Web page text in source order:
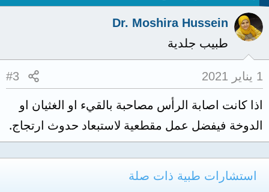
Dr. Moshira Hussein
طبيب جلدية
1 يناير 2021 #3
اذا كانت اصابة الرأس مصاحبة بالقيء او الغثيان او
الدوخة فيفضل عمل مقطعية لاستبعاد حدوث ارتجاج.
استشارات طبية ذات صلة